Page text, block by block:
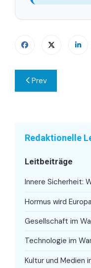
Prev
Redaktionelle
Leitbeiträge
Innere Sicherheit:
Hormus wird
Gesellschaft im
Technologie im
Kultur und Medien